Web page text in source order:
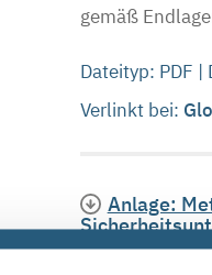
gemäß
Dateityp: PDF
Verlinkt bei:
Anlage: